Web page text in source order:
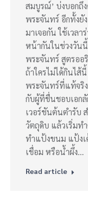
สมบูรณ์’ บ่งบอกถึ
พระจันทร์ อีกทั้งยั
มาเจอกัน ใช้เวล
หน้ากันในช่วงวัน
พระจันทร์ สูตรออริ
ถ้าใครไม่ได้กินไส้
พระจันทร์ที่แท้จริ
กับผู้ที่ชื่นชอบเอก
เวอร์ชันต้นตำรับ
วัตถุดิบ แล้วเริ่มท
ทำแป้งขนม แป้งเ
เชื่อม หรือน้ำผึ้ง…
Read article